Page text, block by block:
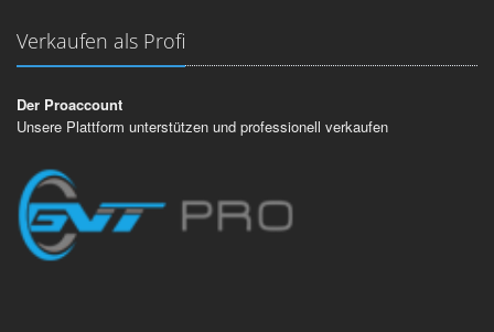
Verkaufen als Profi
Der Proaccount
Unsere Plattform unterstützen und professionell verkaufen